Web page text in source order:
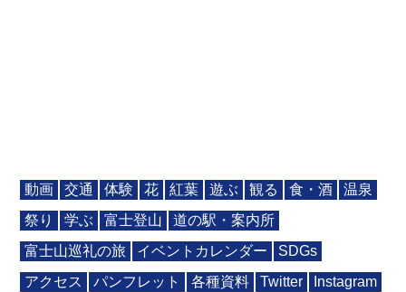
動画 交通 体験 花 紅葉 遊ぶ 観る 食・酒
温泉
祭り
学ぶ 富士登山
道の駅・案内所
富士山巡礼の旅
イベントカレンダー
SDGs
アクセス
パンフレット 各種資料 Twitter
Instagram